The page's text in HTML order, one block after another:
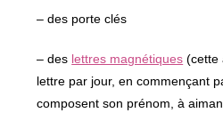
– des porte clés
– des lettres magnétiques (cette
lettre par jour, en commençant
composent son prénom, à